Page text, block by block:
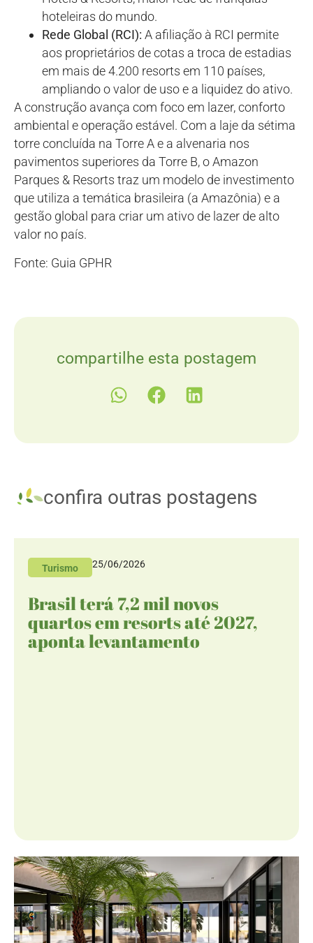
hoteleiras do mundo.
Rede Global (RCI): A afiliação à RCI permite
aos proprietários de cotas a troca de estadias
em mais de 4.200 resorts em 110 países,
ampliando o valor de uso e a liquidez do ativo.
A construção avança com foco em lazer, conforto
ambiental e operação estável. Com a laje da sétima
torre concluída na Torre A e a alvenaria nos
pavimentos superiores da Torre B, o Amazon
Parques & Resorts traz um modelo de investimento
que utiliza a temática brasileira (a Amazônia) e a
gestão global para criar um ativo de lazer de alto
valor no país.
Fonte: Guia GPHR
compartilhe esta postagem
confira outras postagens
Turismo 25/06/2026
Brasil terá 7,2 mil novos
quartos em resorts até 2027,
aponta levantamento